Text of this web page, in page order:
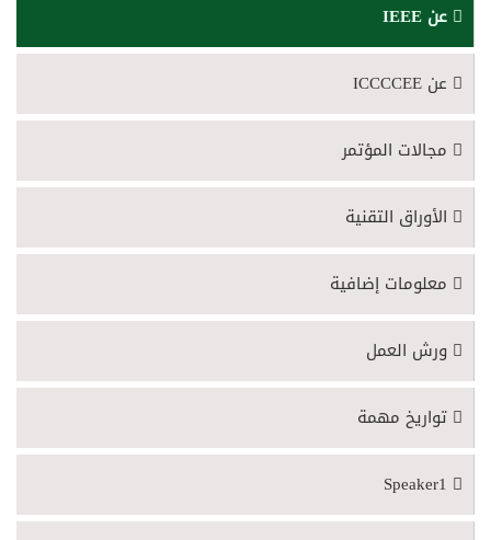
عن IEEE
عن ICCCCEE
مجالات المؤتمر
الأوراق التقنية
معلومات إضافية
ورش العمل
تواريخ مهمة